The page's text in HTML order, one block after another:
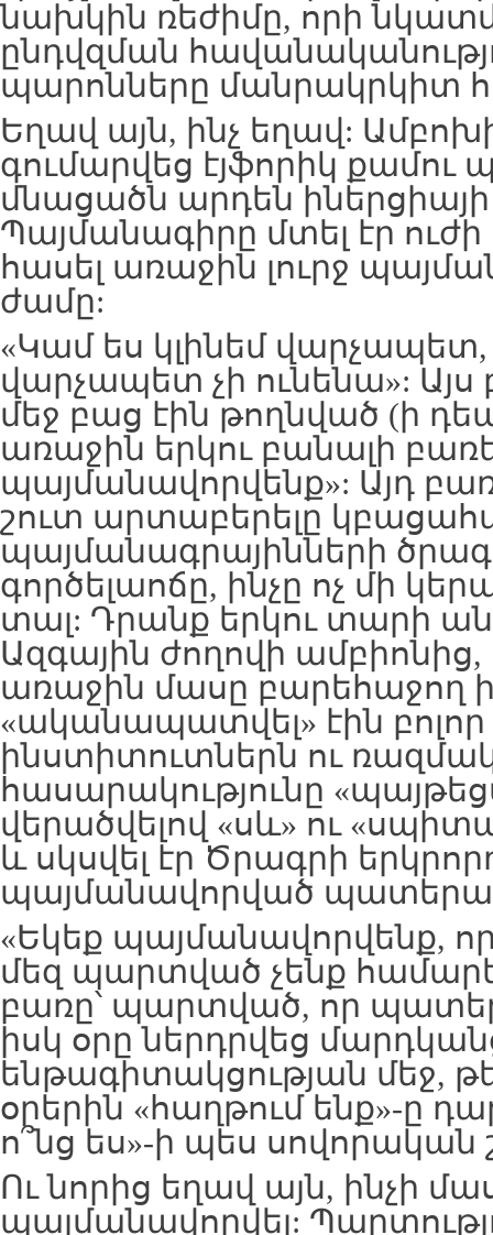
նախկին ռեժիմը, որի
ընդվզման
պարոնները մանրակրկիտ
Եղավ այն, ինչ եղավ:
գումարվեց էյֆորիկ քամու
մնացածն արդեն իներցիայի
Պայմանագիրը մտել էր ուժի
հասել առաջին լուրջ
ժամը:
«Կամ ես կլինեմ
վարչապետ չի ունենա»:
մեջ բաց էին թողնված (ի
առաջին երկու բանալի
պայմանավորվենք»: Այդ
շուտ արտաբերելը
պայմանագրայինների
գործելաոճը, ինչը ոչ մի կերպ
տալ: Դրանք երկու տարի
Ազգային ժողովի
առաջին մասը բարեհաջող
«ականապատվել» էին
ինստիտուտներն ու
հասարակությունը
վերածվելով «սև» ու
և սկսվել էր Ծրագրի
պայմանավորված
«Եկեք պայմանավորվենք, որ
մեզ պարտված չենք
բառը՝ պարտված, որ
իսկ օրը ներդրվեց
ենթագիտակցության մեջ,
օրերին «հաղթում ենք»-ը
ո՞նց ես»-ի պես սովորական
Ու նորից եղավ այն, ինչի
պայմանավորվել: